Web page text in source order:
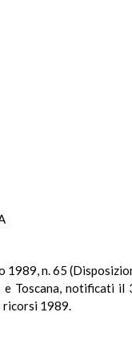
n. 65
Toscana, notificati
ricorsi 1989.